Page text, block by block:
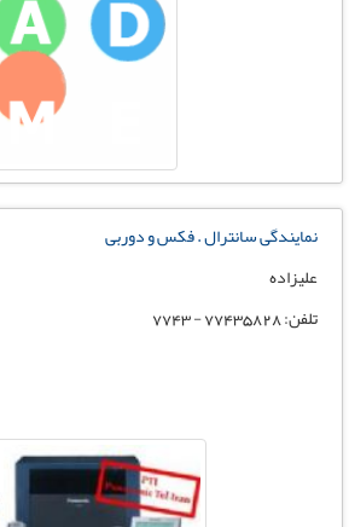
نمایندگی سانترال . فکس و دوربی
علیزاده
تلفن: 77435828 - 7743